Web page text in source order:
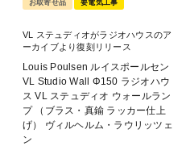
お取寄せ品 要電気工事
VL ステュディオがラジオハウスのア
ーカイブより復刻リリース
Louis Poulsen ルイスポールセン
VL Studio Wall Φ150 ラジオハウ
ス VL ステュディオ ウォールラン
プ （ブラス・真鍮 ラッカー仕上
げ） ヴィルヘルム・ラウリッツェ
ン